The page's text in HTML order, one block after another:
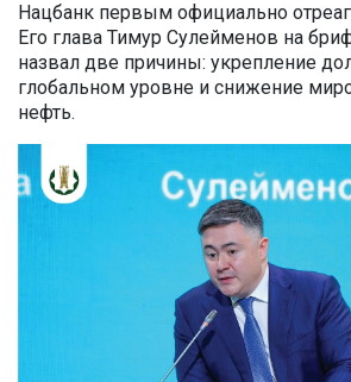
Нацбанк первым официально
Его глава Тимур Сулейменов на
назвал две причины: укрепление
глобальном уровне и снижение
нефть.